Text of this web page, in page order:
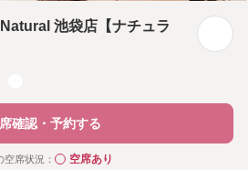
池袋店【ナチュラ
確認・予約する
空席状況： ◯空席あり